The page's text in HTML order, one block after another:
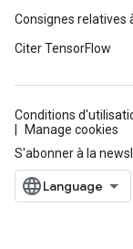
Consignes relatives
Citer TensorFlow
Conditions
Manage cookies
S'abonner à la